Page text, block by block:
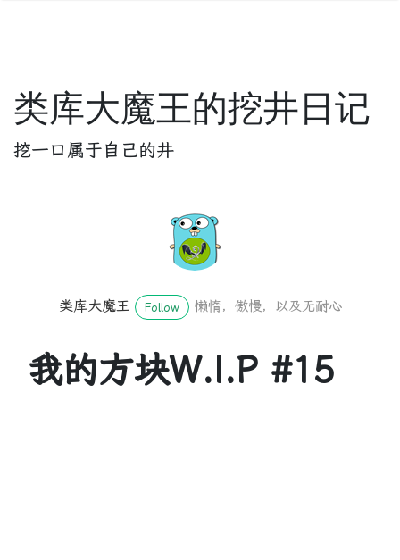
类库大魔王的挖井日记
挖一口属于自己的井
类库大魔王 Follow 懒惰，傲慢，以及无耐心
我的方块W.I.P #15